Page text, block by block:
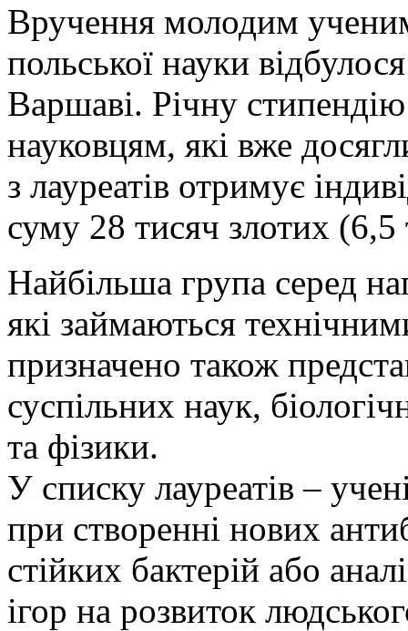
Вручення молодим
польської науки
Варшаві. Річну
науковцям, які вже
з лауреатів отримує
суму 28 тисяч злотих (6,5
Найбільша група серед
які займаються
призначено також
суспільних наук,
та фізики.
У списку лауреатів ­–
при створенні нових
стійких бактерій або
ігор на розвиток